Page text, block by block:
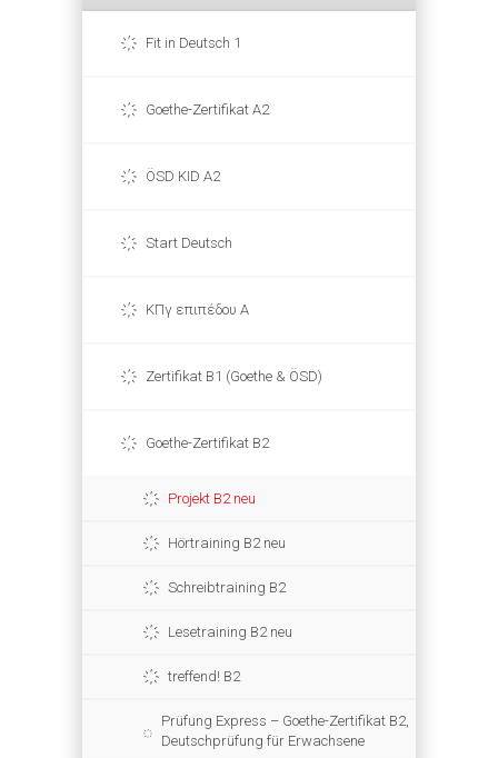
Fit in Deutsch 1
Goethe-Zertifikat A2
ÖSD KID A2
Start Deutsch
ΚΠγ επιπέδου Α
Zertifikat B1 (Goethe & ÖSD)
Goethe-Zertifikat B2
Projekt B2 neu
Hörtraining B2 neu
Schreibtraining B2
Lesetraining B2 neu
treffend! B2
Prüfung Express – Goethe-Zertifikat B2,
Deutschprüfung für Erwachsene